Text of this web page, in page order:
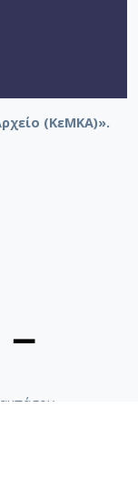
(ΚεΜΚΑ)».